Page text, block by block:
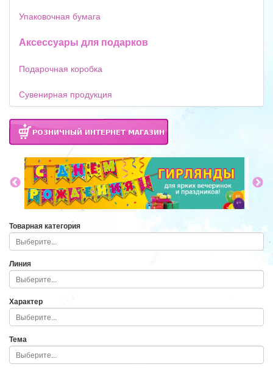
Упаковочная бумага
Аксессуары для подарков
Подарочная коробка
Сувенирная продукция
Товарная категория
Линия
Характер
Тема